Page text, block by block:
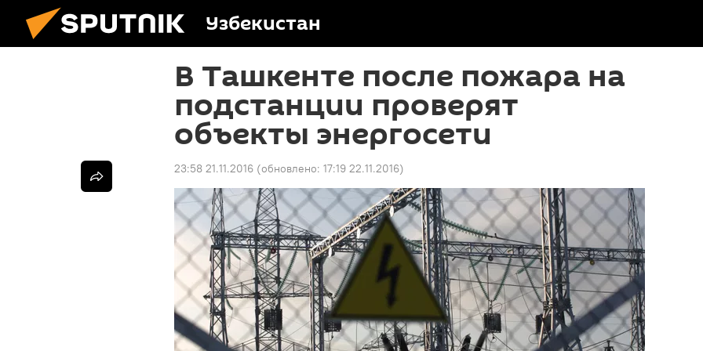
Узбекистан
В Ташкенте после пожара на
подстанции проверят
объекты энергосети
23:58 21.11.2016 (обновлено: 17:19 22.11.2016)